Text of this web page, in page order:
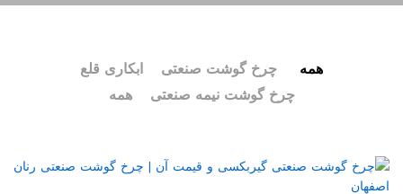
همه چرخ گوشت صنعتی
ابکاری قلع
چرخ گوشت نیمه صنعتی
همه